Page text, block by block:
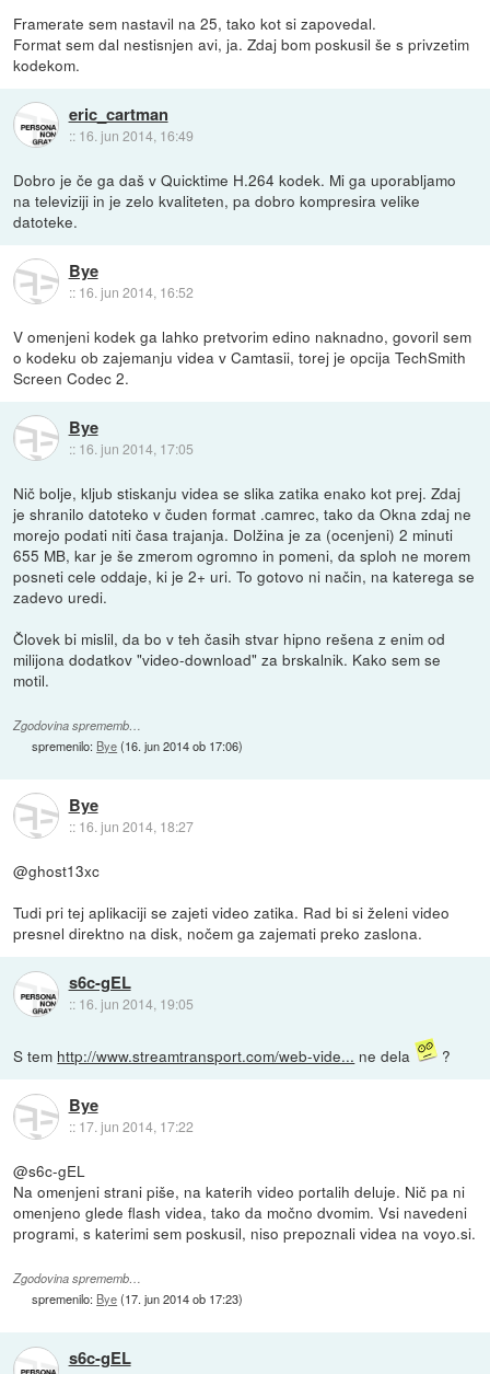
Framerate sem nastavil na 25, tako kot si zapovedal.
Format sem dal nestisnjen avi, ja. Zdaj bom poskusil še s privzetim
kodekom.
eric_cartman
:: 16. jun 2014, 16:49
Dobro je če ga daš v Quicktime H.264 kodek. Mi ga uporabljamo
na televiziji in je zelo kvaliteten, pa dobro kompresira velike
datoteke.
Bye
:: 16. jun 2014, 16:52
V omenjeni kodek ga lahko pretvorim edino naknadno, govoril sem
o kodeku ob zajemanju videa v Camtasii, torej je opcija TechSmith
Screen Codec 2.
Bye
:: 16. jun 2014, 17:05
Nič bolje, kljub stiskanju videa se slika zatika enako kot prej. Zdaj
je shranilo datoteko v čuden format .camrec, tako da Okna zdaj ne
morejo podati niti časa trajanja. Dolžina je za (ocenjeni) 2 minuti
655 MB, kar je še zmerom ogromno in pomeni, da sploh ne morem
posneti cele oddaje, ki je 2+ uri. To gotovo ni način, na katerega se
zadevo uredi.
Človek bi mislil, da bo v teh časih stvar hipno rešena z enim od
milijona dodatkov "video-download" za brskalnik. Kako sem se
motil.
Zgodovina sprememb…
spremenilo: Bye(16. jun 2014 ob 17:06)
Bye
:: 16. jun 2014, 18:27
@ghost13xc
Tudi pri tej aplikaciji se zajeti video zatika. Rad bi si želeni video
presnel direktno na disk, nočem ga zajemati preko zaslona.
s6c-gEL
:: 16. jun 2014, 19:05
S tem http://www.streamtransport.com/web-vide... ne dela ?
Bye
:: 17. jun 2014, 17:22
@s6c-gEL
Na omenjeni strani piše, na katerih video portalih deluje. Nič pa ni
omenjeno glede flash videa, tako da močno dvomim. Vsi navedeni
programi, s katerimi sem poskusil, niso prepoznali videa na voyo.si.
Zgodovina sprememb…
spremenilo: Bye(17. jun 2014 ob 17:23)
s6c-gEL